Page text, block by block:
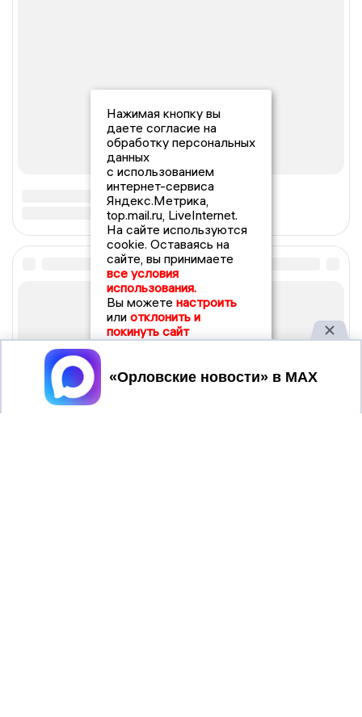
Нажимая кнопку вы
даете согласие на
обработку персональных
данных
с использованием
интернет-сервиса
Яндекс.Метрика,
top.mail.ru, LiveInternet.
На сайте используются
cookie. Оставаясь на
сайте, вы принимаете
все условия
использования.
Вы можете настроить
или отклонить и
покинуть сайт
Принять